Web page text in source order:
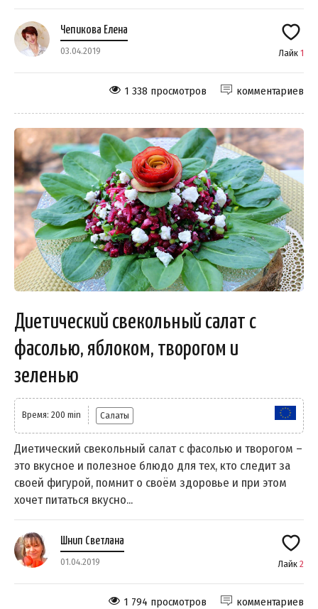
Чепикова Елена
03.04.2019 Лайк 1
комментариев
1 338 просмотров
Диетический свекольный салат с
фасолью, яблоком, творогом и
зеленью
Время: 200 min Салаты
Диетический свекольный салат с фасолью и творогом –
это вкусное и полезное блюдо для тех, кто следит за
своей фигурой, помнит о своём здоровье и при этом
хочет питаться вкусно...
Шнип Светлана
01.04.2019 Лайк 2
комментариев
1 794 просмотров